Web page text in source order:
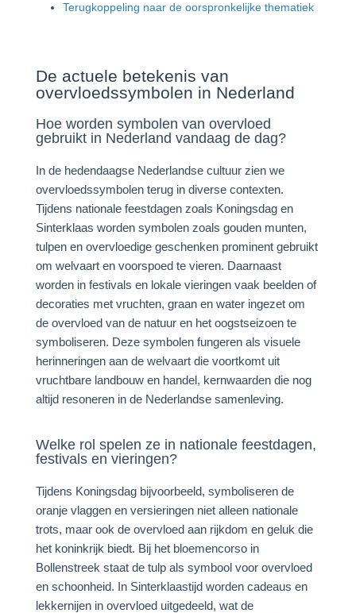
Terugkoppeling naar de oorspronkelijke thematiek
De actuele betekenis van
overvloedssymbolen in Nederland
Hoe worden symbolen van overvloed
gebruikt in Nederland vandaag de dag?
In de hedendaagse Nederlandse cultuur zien we
overvloedssymbolen terug in diverse contexten.
Tijdens nationale feestdagen zoals Koningsdag en
Sinterklaas worden symbolen zoals gouden munten,
tulpen en overvloedige geschenken prominent gebruikt
om welvaart en voorspoed te vieren. Daarnaast
worden in festivals en lokale vieringen vaak beelden of
decoraties met vruchten, graan en water ingezet om
de overvloed van de natuur en het oogstseizoen te
symboliseren. Deze symbolen fungeren als visuele
herinneringen aan de welvaart die voortkomt uit
vruchtbare landbouw en handel, kernwaarden die nog
altijd resoneren in de Nederlandse samenleving.
Welke rol spelen ze in nationale feestdagen,
festivals en vieringen?
Tijdens Koningsdag bijvoorbeeld, symboliseren de
oranje vlaggen en versieringen niet alleen nationale
trots, maar ook de overvloed aan rijkdom en geluk die
het koninkrijk biedt. Bij het bloemencorso in
Bollenstreek staat de tulp als symbool voor overvloed
en schoonheid. In Sinterklaastijd worden cadeaus en
lekkernijen in overvloed uitgedeeld, wat de